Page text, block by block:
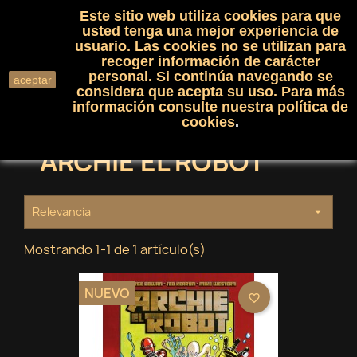
shopping_cart(0)

search
ARCHIE EL ROBOT
Relevancia 
Mostrando 1-1 de 1 artículo(s)
NUEVO favorite_border
aceptar
Este sitio web utiliza cookies para que
usted tenga una mejor experiencia de
usuario. Las cookies no se utilizan para
recoger información de carácter
personal. Si continúa navegando se
considera que acepta su uso. Para más
información consulte nuestra política de
cookies.